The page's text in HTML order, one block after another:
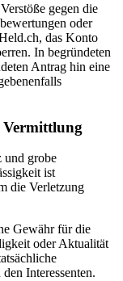
gegen die
oder
das Konto
In begründeten
Antrag hin eine
Vermittlung
und grobe
ist
die Verletzung
Gewähr für die
oder Aktualität
Interessenten.